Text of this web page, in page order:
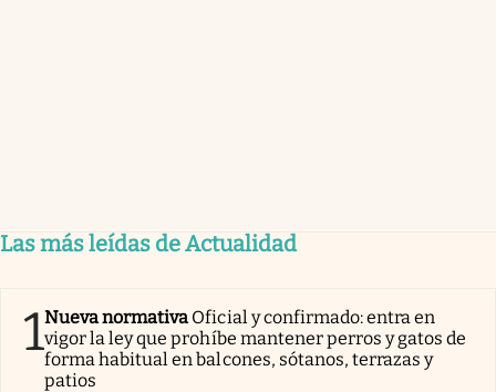
Las más leídas de Actualidad
1Nueva normativa Oficial y confirmado: entra en
vigor la ley que prohíbe mantener perros y gatos de
forma habitual en balcones, sótanos, terrazas y
patios